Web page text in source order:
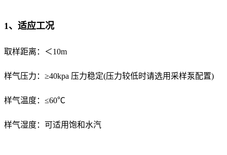
1、适应工况
取样距离：＜10m
样气压力：≥40kpa 压力稳定(压力较低时请选用采样泵配置)
样气温度：≤60℃
样气湿度：可适用饱和水汽